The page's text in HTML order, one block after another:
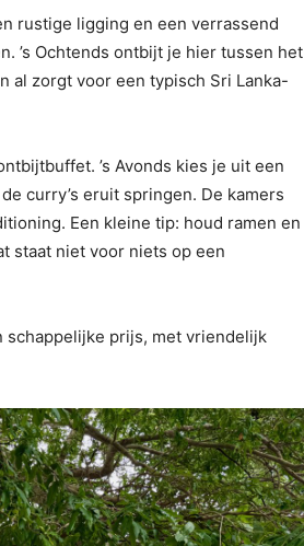
rustige ligging en een verrassend
’s Ochtends ontbijt je hier tussen het
al zorgt voor een typisch Sri Lanka-
’s Avonds kies je uit een
curry’s eruit springen. De kamers
Een kleine tip: houd ramen en
staat niet voor niets op een
schappelijke prijs, met vriendelijk